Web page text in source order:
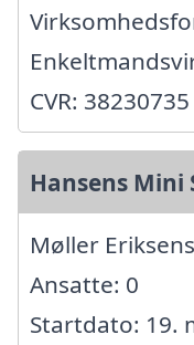
CVR: 38230735
Hansens Mini
Møller
Ansatte: 0
Startdato: 19.